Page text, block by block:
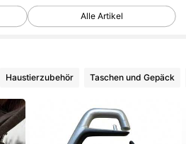
17 Follower
17 Follower
Alle Artikel
Haustierzubehör Taschen und Gepäck